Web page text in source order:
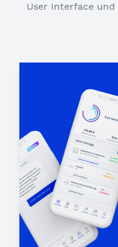
User Interface